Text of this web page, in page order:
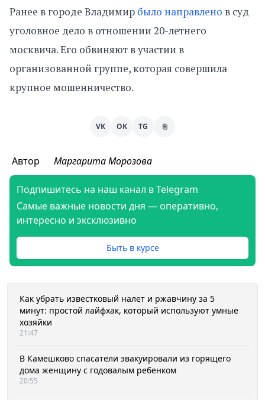
Ранее в городе Владимир было направлено в суд
уголовное дело в отношении 20-летнего
москвича. Его обвиняют в участии в
организованной группе, которая совершила
крупное мошенничество.
VK OK TG ⎘
Автор Маргарита Морозова
Подпишитесь на наш канал в Telegram
Самые важные новости дня — оперативно,
интересно и эксклюзивно
Быть в курсе
Как убрать известковый налет и ржавчину за 5
минут: простой лайфхак, который используют умные
хозяйки
21:47
В Камешково спасатели эвакуировали из горящего
дома женщину с годовалым ребенком
20:55